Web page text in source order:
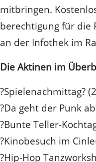
mitbringen.
berechtigung für die
an der Infothek im
Die Aktinen im
?Spielenachmittag?
?Da geht der Punk
?Bunte Teller-
?Kinobesuch im
?Hip-Hop